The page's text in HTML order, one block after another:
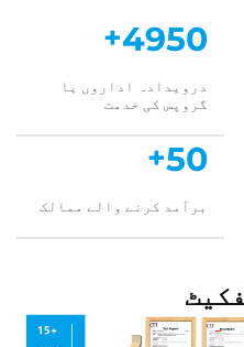
5000
+
درویدادہ اداروں یا
گروپس کی خدمت
50
+
برآمد کرنے والے ممالک